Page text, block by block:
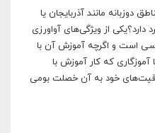
دوزبانه مانند آذربایجان یا
دارد؟یکی از ویژگی‌های آواورزی
است و اگرچه آموزش آن با
که کار آموزش با
خود به آن خصلت بومی